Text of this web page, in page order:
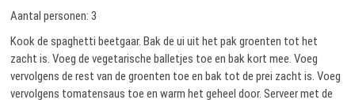
Aantal personen: 3
Kook de spaghetti beetgaar. Bak de ui uit het pak groenten tot het
zacht is. Voeg de vegetarische balletjes toe en bak kort mee. Voeg
vervolgens de rest van de groenten toe en bak tot de prei zacht is. Voeg
vervolgens tomatensaus toe en warm het geheel door. Serveer met de